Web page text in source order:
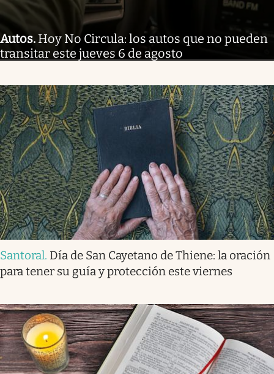
Autos. Hoy No Circula: los autos que no pueden
transitar este jueves 6 de agosto
Santoral. Día de San Cayetano de Thiene: la oración
para tener su guía y protección este viernes